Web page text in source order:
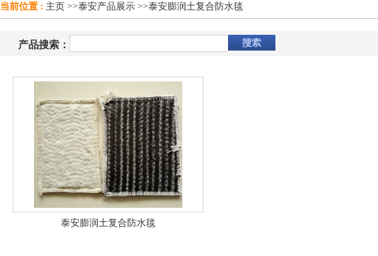
当前位置 : 主页 >>泰安产品展示 >>泰安膨润土复合防水毯
产品搜索：
泰安膨润土复合防水毯